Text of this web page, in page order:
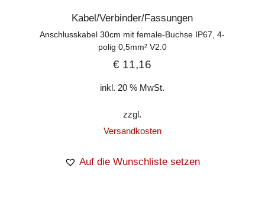
Kabel/Verbinder/Fassungen
Anschlusskabel 30cm mit female-Buchse IP67, 4-
polig 0,5mm² V2.0
€ 11,16
inkl. 20 % MwSt.
zzgl.
Versandkosten
Auf die Wunschliste setzen